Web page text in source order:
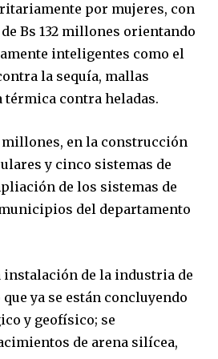
por mujeres, con
Bs 132 millones orientando
inteligentes como el
la sequía, mallas
contra heladas.
millones, en la construcción
y cinco sistemas de
de los sistemas de
del departamento
de la industria de
ya se están concluyendo
y geofísico; se
de arena silícea,